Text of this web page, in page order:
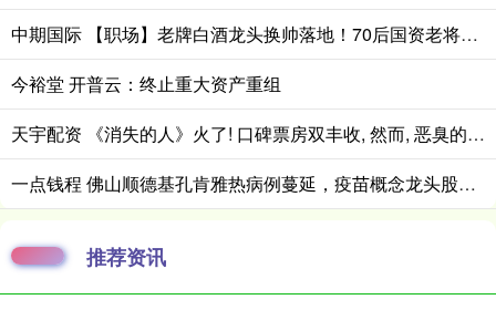
中期国际 【职场】老牌白酒龙头换帅落地！70后国资老将邓敏接棒五粮液
今裕堂 开普云：终止重大资产重组
天宇配资 《消失的人》火了! 口碑票房双丰收, 然而, 恶臭的事情还是发生了
一点钱程 佛山顺德基孔肯雅热病例蔓延，疫苗概念龙头股掀涨停潮，疫苗ETF（159643）涨超5%
推荐资讯